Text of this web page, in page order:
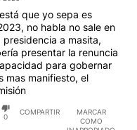
que yo sepa es
no habla no sale en
a masita,
presentar la renuncia
para gobernar
mas manifiesto, el
0
COMPARTIR
MARCAR
COMO